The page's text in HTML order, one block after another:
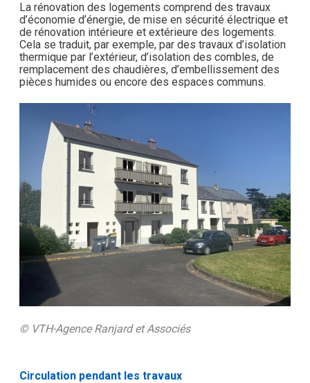
La rénovation des logements comprend des travaux
d’économie d’énergie, de mise en sécurité électrique et
de rénovation intérieure et extérieure des logements.
Cela se traduit, par exemple, par des travaux d’isolation
thermique par l’extérieur, d’isolation des combles, de
remplacement des chaudières, d’embellissement des
pièces humides ou encore des espaces communs.
© VTH-Agence Ranjard et Associés
Circulation pendant les travaux